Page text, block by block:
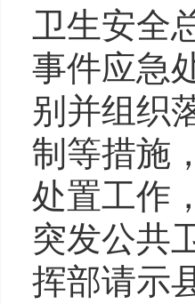
卫生安全
事件应急
别并组织
制等措施
处置工作
突发公共
挥部请示